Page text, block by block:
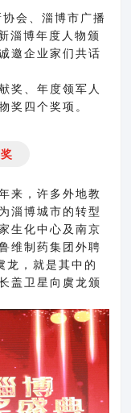
会、淄博市广播
淄博年度人物颁
邀企业家们共话
奖、年度领军人
奖四个奖项。
来，许多外地教
淄博城市的转型
生化中心及南京
维制药集团外聘
龙，就是其中的
盖卫星向虞龙颁